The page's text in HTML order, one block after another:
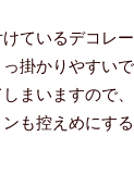
ているデコレー
掛かりやすい
まいますので
も控えめにす